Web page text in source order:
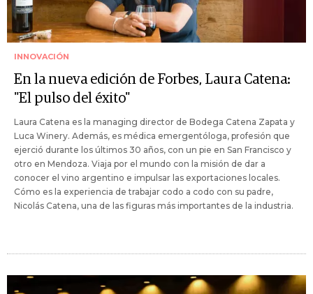
INNOVACIÓN
En la nueva edición de Forbes, Laura Catena:
"El pulso del éxito"
Laura Catena es la managing director de Bodega Catena Zapata y
Luca Winery. Además, es médica emergentóloga, profesión que
ejerció durante los últimos 30 años, con un pie en San Francisco y
otro en Mendoza. Viaja por el mundo con la misión de dar a
conocer el vino argentino e impulsar las exportaciones locales.
Cómo es la experiencia de trabajar codo a codo con su padre,
Nicolás Catena, una de las figuras más importantes de la industria.